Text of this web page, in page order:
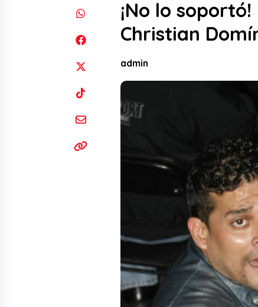
¡No lo
Christian
admin